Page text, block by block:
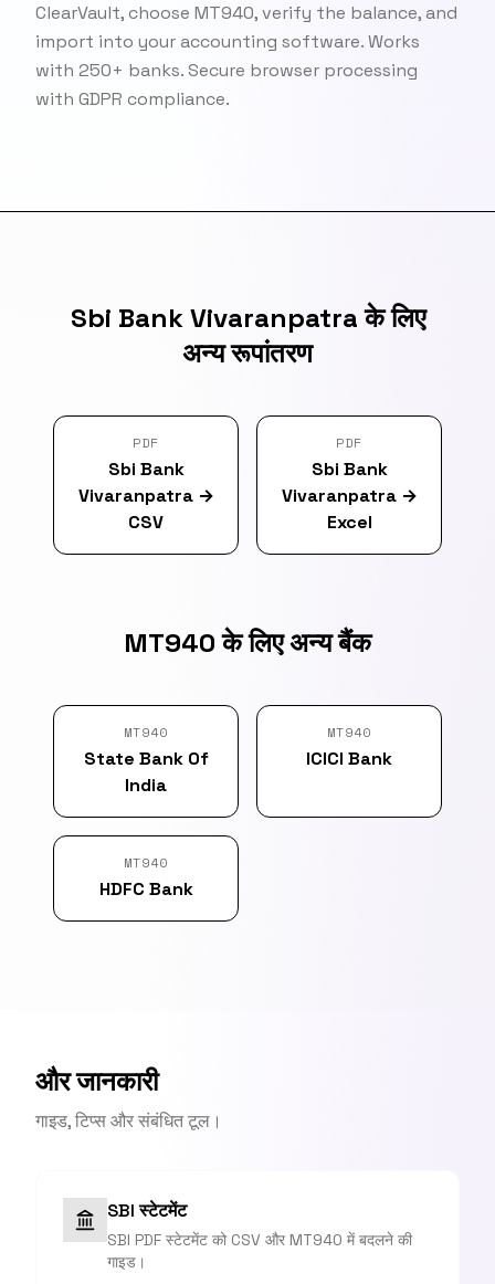
ClearVault, choose MT940, verify the balance, and
import into your accounting software. Works
with 250+ banks. Secure browser processing
with GDPR compliance.
Sbi Bank Vivaranpatra के लिए
अन्य रूपांतरण
PDF
Sbi Bank
Vivaranpatra→
CSV
PDF
Sbi Bank
Vivaranpatra→
Excel
MT940 के लिए अन्य बैंक
MT940
State Bank Of
India
MT940
ICICI Bank
MT940
HDFC Bank
और जानकारी
गाइड, टिप्स और संबंधित टूल।
SBI स्टेटमेंट
SBI PDF स्टेटमेंट को CSV और MT940 में बदलने की
गाइड।